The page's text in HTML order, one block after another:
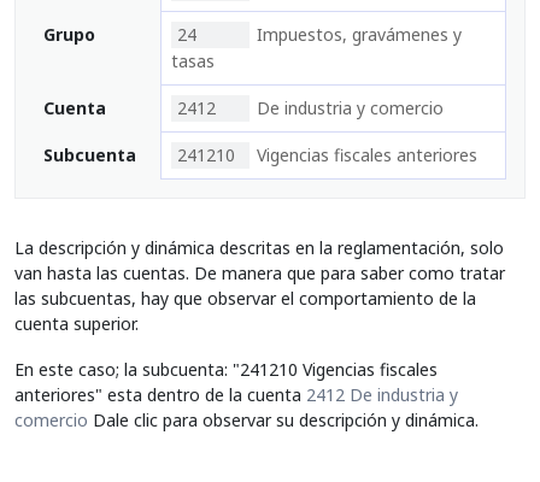
Grupo 24
Impuestos, gravámenes y
tasas
Cuenta 2412 De industria y comercio
Subcuenta 241210 Vigencias fiscales anteriores
La descripción y dinámica descritas en la reglamentación, solo
van hasta las cuentas. De manera que para saber como tratar
las subcuentas, hay que observar el comportamiento de la
cuenta superior.
En este caso; la subcuenta: "241210 Vigencias fiscales
anteriores" esta dentro de la cuenta 2412 De industria y
comercio Dale clic para observar su descripción y dinámica.